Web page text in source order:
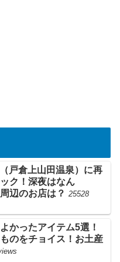
戸倉上山田温泉）に再
ク！深夜はなん
辺のお店は？ 25528
かったアイテム5選！
のをチョイス！お土産